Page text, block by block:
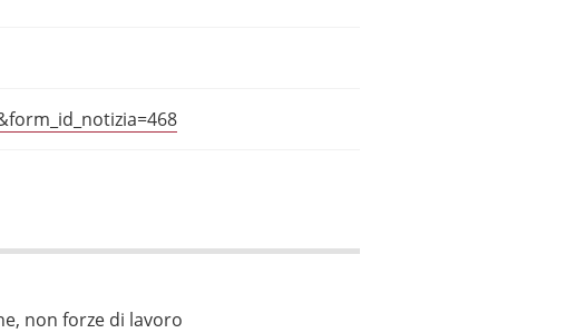
non forze di lavoro